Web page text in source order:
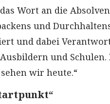
Wort an die
und
und dabei
und Schulen.
wir heute.“